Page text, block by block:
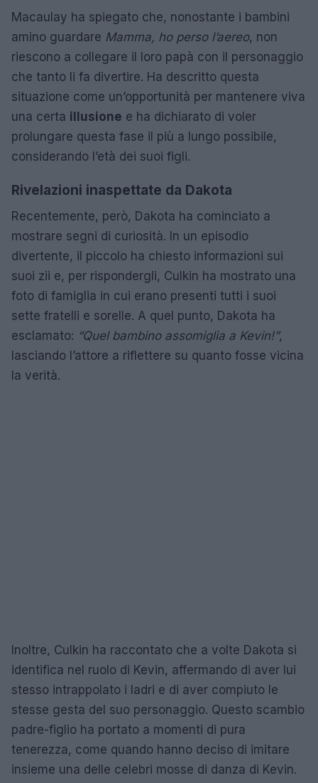
Macaulay ha spiegato che, nonostante i bambini
amino guardare Mamma, ho perso l’aereo, non
riescono a collegare il loro papà con il personaggio
che tanto li fa divertire. Ha descritto questa
situazione come un’opportunità per mantenere viva
una certa illusione e ha dichiarato di voler
prolungare questa fase il più a lungo possibile,
considerando l’età dei suoi figli.
Rivelazioni inaspettate da Dakota
Recentemente, però, Dakota ha cominciato a
mostrare segni di curiosità. In un episodio
divertente, il piccolo ha chiesto informazioni sui
suoi zii e, per rispondergli, Culkin ha mostrato una
foto di famiglia in cui erano presenti tutti i suoi
sette fratelli e sorelle. A quel punto, Dakota ha
esclamato: “Quel bambino assomiglia a Kevin!”,
lasciando l’attore a riflettere su quanto fosse vicina
la verità.
Inoltre, Culkin ha raccontato che a volte Dakota si
identifica nel ruolo di Kevin, affermando di aver lui
stesso intrappolato i ladri e di aver compiuto le
stesse gesta del suo personaggio. Questo scambio
padre-figlio ha portato a momenti di pura
tenerezza, come quando hanno deciso di imitare
insieme una delle celebri mosse di danza di Kevin.